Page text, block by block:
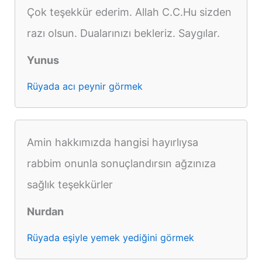
Çok teşekkür ederim. Allah C.C.Hu sizden
razı olsun. Dualarınızı bekleriz. Saygılar.
Yunus
Rüyada acı peynir görmek
Amin hakkımızda hangisi hayırlıysa
rabbim onunla sonuçlandırsın ağzınıza
sağlık teşekkürler
Nurdan
Rüyada eşiyle yemek yediğini görmek